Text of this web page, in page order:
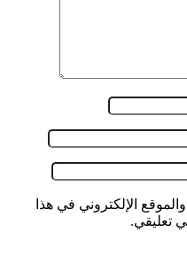
الإلكتروني في هذا
تعليقي.